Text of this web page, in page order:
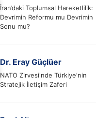
İran’daki Toplumsal Hareketlilik:
Devrimin Reformu mu Devrimin
Sonu mu?
Dr. Eray Güçlüer
NATO Zirvesi'nde Türkiye'nin
Stratejik İletişim Zaferi